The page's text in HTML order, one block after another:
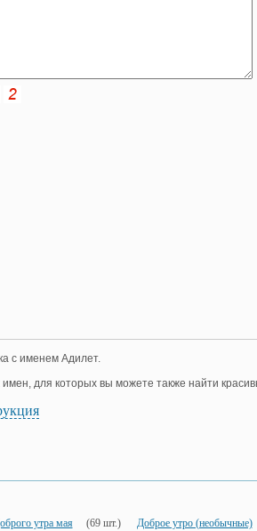
с именем Адилет.
для которых вы можете также найти
утра мая (69 шт.) Доброе утро (необычные)